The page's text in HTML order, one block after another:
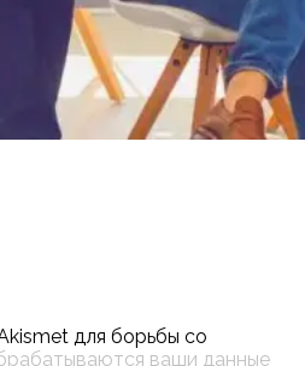
для борьбы со
ваши данные